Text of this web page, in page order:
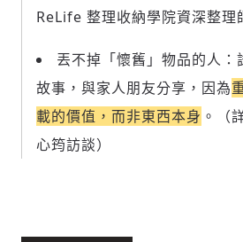
ReLife 整理收納學院資深整理
丟不掉「懷舊」物品的人：
故事 ，與家人朋友分享，因為
載的價值，而非東西本身 。（
心筠訪談）